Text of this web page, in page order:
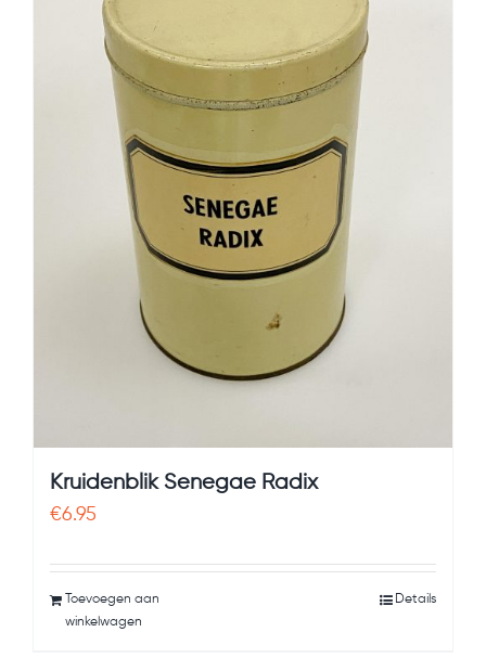
Kruidenblik Senegae Radix
€6.95
Toevoegen aan
winkelwagen
Details